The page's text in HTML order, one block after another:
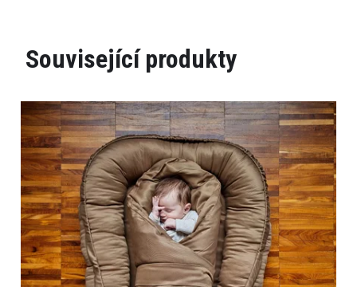
Související produkty